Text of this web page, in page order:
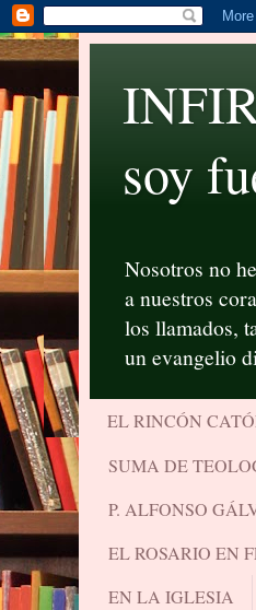
soy
Nosotros no
a nuestros
los llamados,
un evangelio
EL RINCÓN
SUMA DE
P. ALFONSO
EL ROSARIO EN
EN LA IGLESIA